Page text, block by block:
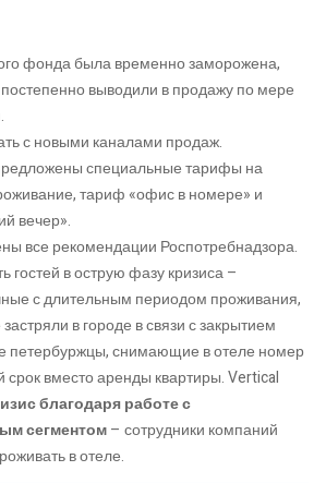
фонда была временно заморожена,
выводили в продажу по мере
с новыми каналами продаж.
специальные тарифы на
тариф «офис в номере» и
вечер».
все рекомендации Роспотребнадзора.
гостей в острую фазу кризиса –
с длительным периодом проживания,
застряли в городе в связи с закрытием
петербуржцы, снимающие в отеле номер
срок вместо аренды квартиры. Vertical
благодаря работе с
сегментом– сотрудники компаний
в отеле.